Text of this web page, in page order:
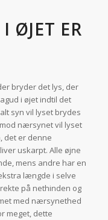
ØJET ER
bryder det lys, der
i øjet indtil det
syn vil lyset brydes
nærsynet vil lyset
det er denne
uskarpt. Alle øjne
mens andre har en
længde i selve
på nethinden og
med nærsynethed
meget, dette